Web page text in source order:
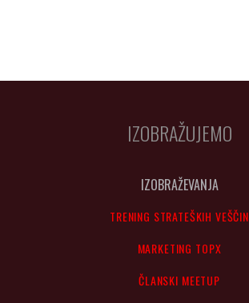
IZOBRAŽUJEMO
IZOBRAŽEVANJA
TRENING STRATEŠKIH VEŠČIN
MARKETING TOPX
ČLANSKI MEETUP